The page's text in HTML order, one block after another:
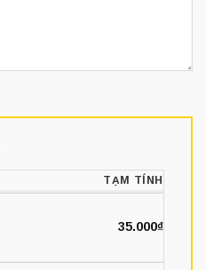
TẠM TÍNH
35.000₫